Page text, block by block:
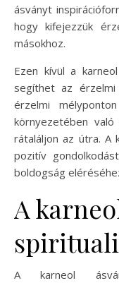
ásványt
hogy kifejezzük
másokhoz.
Ezen kívül a
segíthet az érzelmi
érzelmi
környezetében
rátaláljon az útra. A
pozitív
boldogság
A
A karneol